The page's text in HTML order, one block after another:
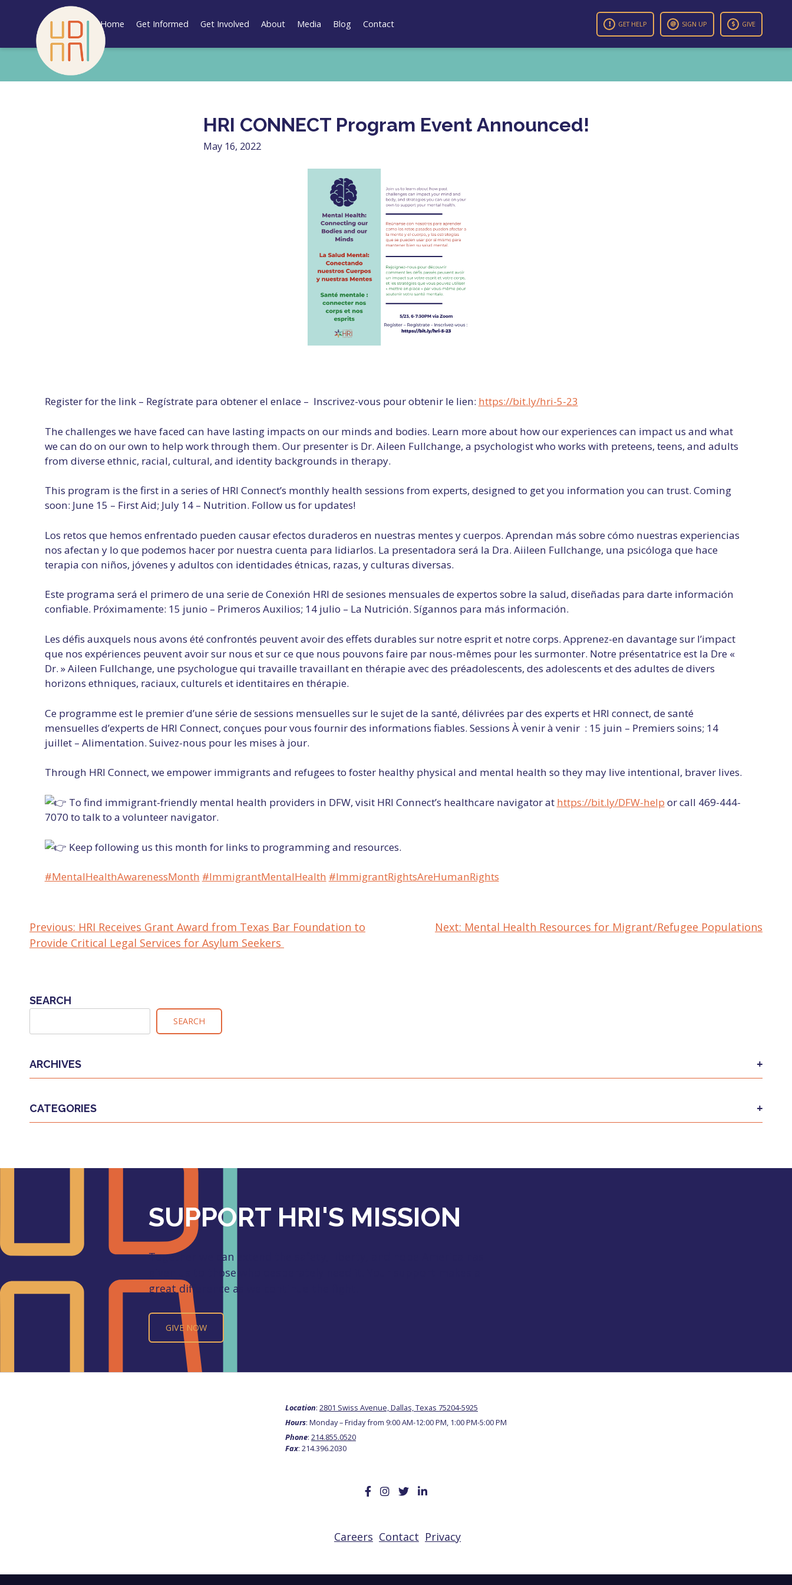
content
Home Get Informed Get Involved About Media Blog Contact GET HELP SIGN UP GIVE
HRI CONNECT Program Event Announced!
May 16, 2022
Register for the link – Regístrate para obtener el enlace – Inscrivez-vous pour obtenir le lien: https://bit.ly/hri-5-23
The challenges we have faced can have lasting impacts on our minds and bodies. Learn more about how our experiences can impact us and what
we can do on our own to help work through them. Our presenter is Dr. Aileen Fullchange, a psychologist who works with preteens, teens, and adults
from diverse ethnic, racial, cultural, and identity backgrounds in therapy.
This program is the first in a series of HRI Connect’s monthly health sessions from experts, designed to get you information you can trust. Coming
soon: June 15 – First Aid; July 14 – Nutrition. Follow us for updates!
Los retos que hemos enfrentado pueden causar efectos duraderos en nuestras mentes y cuerpos. Aprendan más sobre cómo nuestras experiencias
nos afectan y lo que podemos hacer por nuestra cuenta para lidiarlos. La presentadora será la Dra. Aiileen Fullchange, una psicóloga que hace
terapia con niños, jóvenes y adultos con identidades étnicas, razas, y culturas diversas.
Este programa será el primero de una serie de Conexión HRI de sesiones mensuales de expertos sobre la salud, diseñadas para darte información
confiable. Próximamente: 15 junio – Primeros Auxilios; 14 julio – La Nutrición. Sígannos para más información.
Les défis auxquels nous avons été confrontés peuvent avoir des effets durables sur notre esprit et notre corps. Apprenez-en davantage sur l’impact
que nos expériences peuvent avoir sur nous et sur ce que nous pouvons faire par nous-mêmes pour les surmonter. Notre présentatrice est la Dre «
Dr. » Aileen Fullchange, une psychologue qui travaille travaillant en thérapie avec des préadolescents, des adolescents et des adultes de divers
horizons ethniques, raciaux, culturels et identitaires en thérapie.
Ce programme est le premier d’une série de sessions mensuelles sur le sujet de la santé, délivrées par des experts et HRI connect, de santé
mensuelles d’experts de HRI Connect, conçues pour vous fournir des informations fiables. Sessions À venir à venir : 15 juin – Premiers soins; 14
juillet – Alimentation. Suivez-nous pour les mises à jour.
Through HRI Connect, we empower immigrants and refugees to foster healthy physical and mental health so they may live intentional, braver lives.
To find immigrant-friendly mental health providers in DFW, visit HRI Connect’s healthcare navigator at https://bit.ly/DFW-help or call 469-444-
7070 to talk to a volunteer navigator.
Keep following us this month for links to programming and resources.
#MentalHealthAwarenessMonth #ImmigrantMentalHealth #ImmigrantRightsAreHumanRights
POST
Previous: HRI Receives Grant Award from Texas Bar Foundation to
Provide Critical Legal Services for Asylum Seekers
Next: Mental Health Resources for Migrant/Refugee Populations
SEARCH
SEARCH
ARCHIVES
CATEGORIES
SUPPORT HRI'S MISSION
Together we can extend the safety, liberty, and hope America has
given us to those who desperately need it. Your support makes a
great difference as we continue the fight.
GIVE NOW
Location: 2801 Swiss Avenue, Dallas, Texas 75204-5925
Hours: Monday – Friday from 9:00 AM-12:00 PM, 1:00 PM-5:00 PM
Phone: 214.855.0520
Fax: 214.396.2030
Careers Contact Privacy